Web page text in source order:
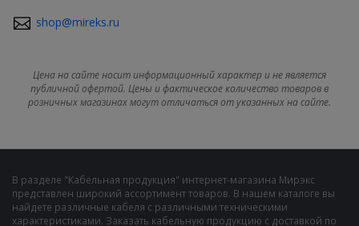
shop@mireks.ru
Цена на сайте носит информационный характер и не является
публичной офертой. Цены и фактическое количество товаров в
розничных магазинах могут отличаться от указанных на сайте.
В разделе "Кабельная продукция" интернет-магазина Мирэкс
представлен широкий ассортимент товаров. В нашем каталоге вы
найдете различные кабеля с различными техническими
характеристиками. Заказать кабельную продукцию с доставкой по